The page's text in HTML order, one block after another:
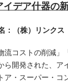
イデア什器の
：（株）リンクス
流コストの削減」
ら開発された、ア
ア・スーパー・コ